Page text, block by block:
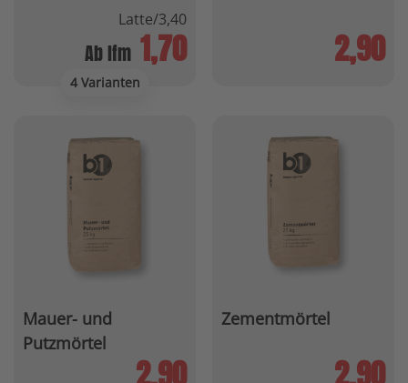
4 Varianten
Latte/3,40
Ab lfm 1,70 2,90
Mauer- und
Putzmörtel
Zementmörtel